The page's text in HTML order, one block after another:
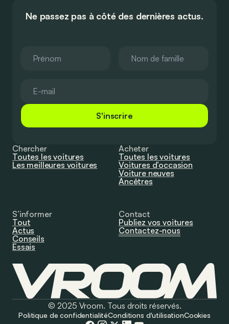
Ne passez pas à côté des dernières actus.
S'inscrire
Chercher
Toutes les voitures
Les meilleures voitures
Acheter
Toutes les voitures
Voitures d’occasion
Voiture neuves
Ancêtres
S’informer
Tout
Actus
Conseils
Essais
Contact
Publiez vos voitures
Contactez-nous
© 2025 Vroom. Tous droits réservés.
Politique de confidentialitéConditions d'utilisationCookies